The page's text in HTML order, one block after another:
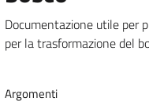
Documentazione utile per
per la trasformazione del
Argomenti